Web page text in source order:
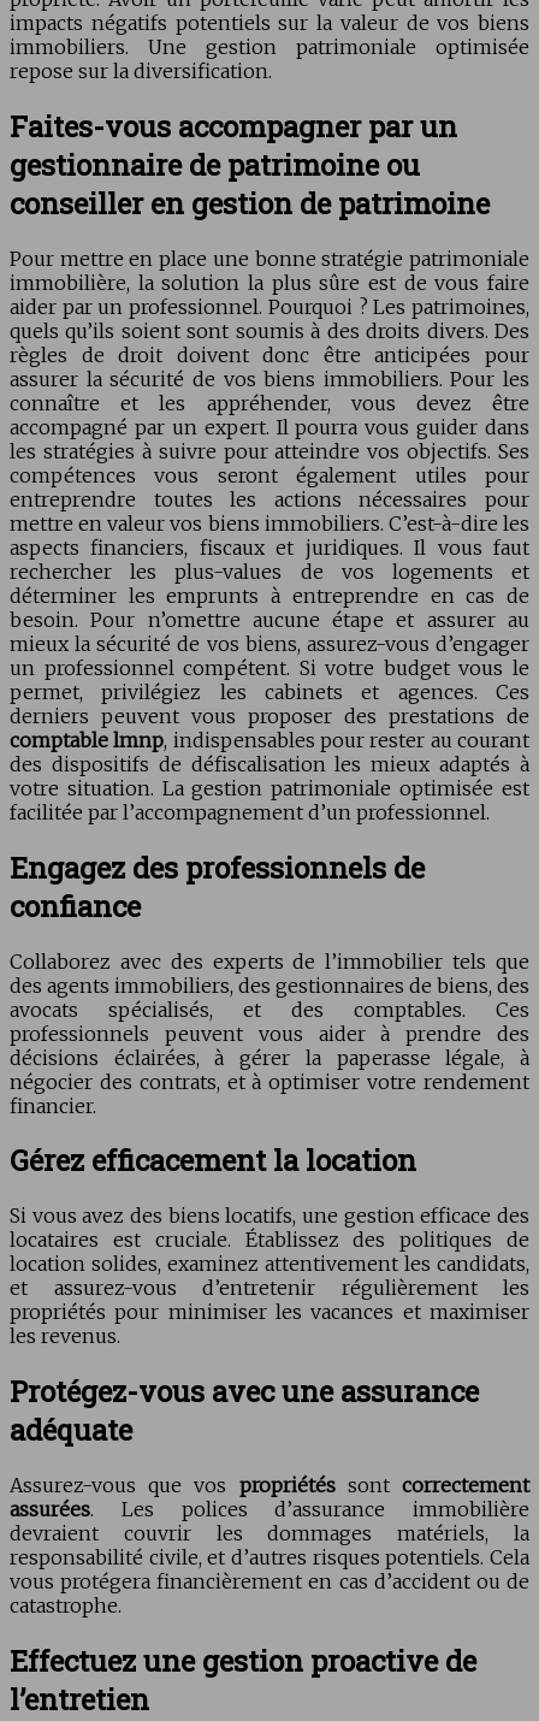
impacts négatifs potentiels sur la valeur de vos biens
immobiliers. Une gestion patrimoniale optimisée
repose sur la diversification.
Faites-vous accompagner par un
gestionnaire de patrimoine ou
conseiller en gestion de patrimoine
Pour mettre en place une bonne stratégie patrimoniale
immobilière, la solution la plus sûre est de vous faire
aider par un professionnel. Pourquoi ? Les patrimoines,
quels qu’ils soient sont soumis à des droits divers. Des
règles de droit doivent donc être anticipées pour
assurer la sécurité de vos biens immobiliers. Pour les
connaître et les appréhender, vous devez être
accompagné par un expert. Il pourra vous guider dans
les stratégies à suivre pour atteindre vos objectifs. Ses
compétences vous seront également utiles pour
entreprendre toutes les actions nécessaires pour
mettre en valeur vos biens immobiliers. C’est-à-dire les
aspects financiers, fiscaux et juridiques. Il vous faut
rechercher les plus-values de vos logements et
déterminer les emprunts à entreprendre en cas de
besoin. Pour n’omettre aucune étape et assurer au
mieux la sécurité de vos biens, assurez-vous d’engager
un professionnel compétent. Si votre budget vous le
permet, privilégiez les cabinets et agences. Ces
derniers peuvent vous proposer des prestations de
comptable lmnp, indispensables pour rester au courant
des dispositifs de défiscalisation les mieux adaptés à
votre situation. La gestion patrimoniale optimisée est
facilitée par l’accompagnement d’un professionnel.
Engagez des professionnels de
confiance
Collaborez avec des experts de l’immobilier tels que
des agents immobiliers, des gestionnaires de biens, des
avocats spécialisés, et des comptables. Ces
professionnels peuvent vous aider à prendre des
décisions éclairées, à gérer la paperasse légale, à
négocier des contrats, et à optimiser votre rendement
financier.
Gérez efficacement la location
Si vous avez des biens locatifs, une gestion efficace des
locataires est cruciale. Établissez des politiques de
location solides, examinez attentivement les candidats,
et assurez-vous d’entretenir régulièrement les
propriétés pour minimiser les vacances et maximiser
les revenus.
Protégez-vous avec une assurance
adéquate
Assurez-vous que vos propriétéssontcorrectement
assurées. Les polices d’assurance immobilière
devraient couvrir les dommages matériels, la
responsabilité civile, et d’autres risques potentiels. Cela
vous protégera financièrement en cas d’accident ou de
catastrophe.
Effectuez une gestion proactive de
l’entretien